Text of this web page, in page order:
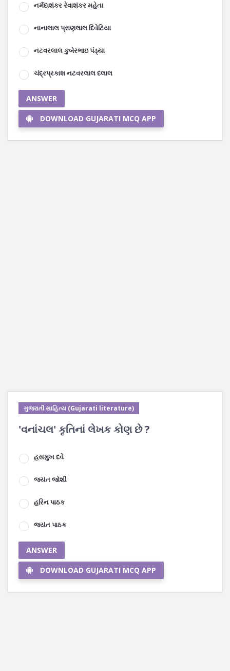
નર્મદાશંકર રેવાશંકર મહેતા
નાનાલાલ પ્રાણલાલ દિવેટિયા
નટવરલાલ કુબેરભાઇ પંડ્યા
ચંદ્રપ્રકાશ નટવરલાલ દલાલ
ANSWER
DOWNLOAD GUJARATI MCQ APP
ગુજરાતી સાહિત્ય (Gujarati literature)
'વનાંચલ' કૃતિનાં લેખક કોણ છે ?
હસમુખ દવે
જયંત જોશી
હરિન પાઠક
જયંત પાઠક
ANSWER
DOWNLOAD GUJARATI MCQ APP